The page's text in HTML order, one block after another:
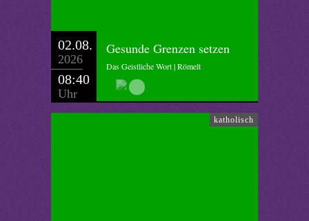
02.08.
2026
08:40
Uhr
Gesunde Grenzen setzen
Das Geistliche Wort | Römelt
katholisch